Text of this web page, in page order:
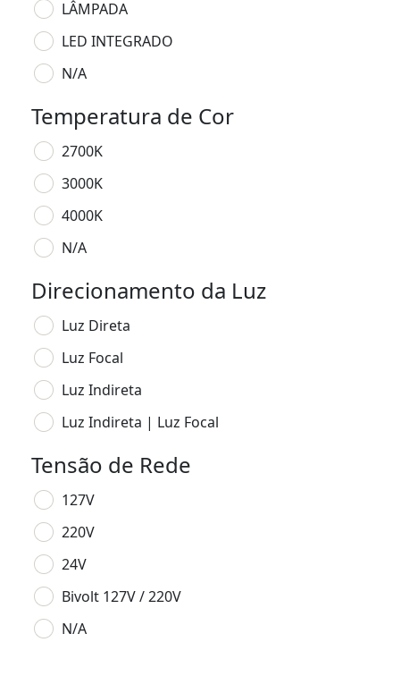
LÂMPADA
LED INTEGRADO
N/A
Temperatura de Cor
2700K
3000K
4000K
N/A
Direcionamento da Luz
Luz Direta
Luz Focal
Luz Indireta
Luz Indireta | Luz Focal
Tensão de Rede
127V
220V
24V
Bivolt 127V / 220V
N/A